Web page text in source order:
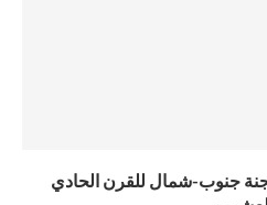
جنوب-شمال للقرن الحادي